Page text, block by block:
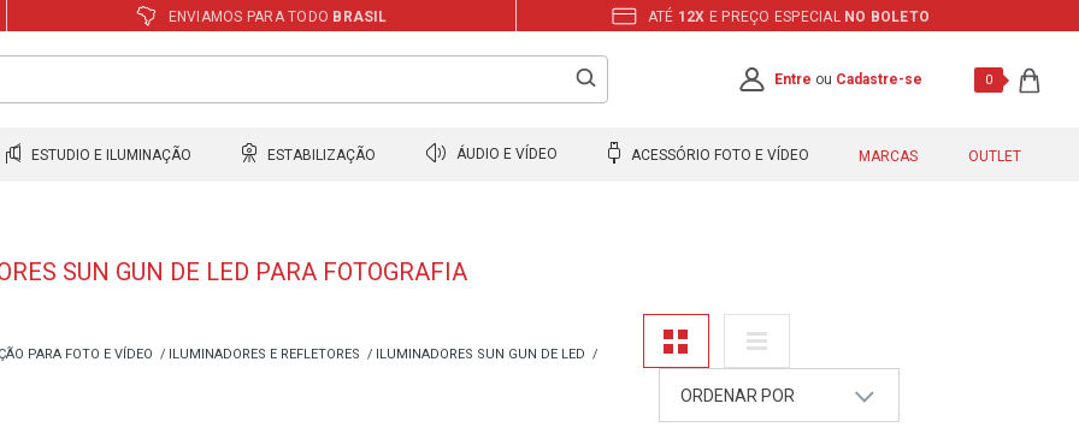
ENVIAMOS PARA TODO BRASIL ATÉ 12X E PREÇO ESPECIAL NO BOLETO
Entre ou Cadastre-se 0
ESTUDIO E ILUMINAÇÃO ESTABILIZAÇÃO ÁUDIO E VÍDEO ACESSÓRIO FOTO E VÍDEO MARCAS OUTLET
SUN GUN DE LED PARA FOTOGRAFIA
PARA FOTO E VÍDEO ILUMINADORES E REFLETORES
ILUMINADORES SUN GUN DE LED
ORDENAR POR